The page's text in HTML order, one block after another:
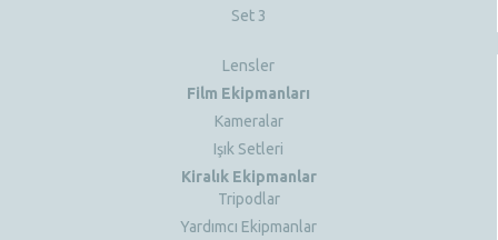
Set 3
Lensler
Film Ekipmanları
Kameralar
Işık Setleri
Kiralık Ekipmanlar
Tripodlar
Yardımcı Ekipmanlar